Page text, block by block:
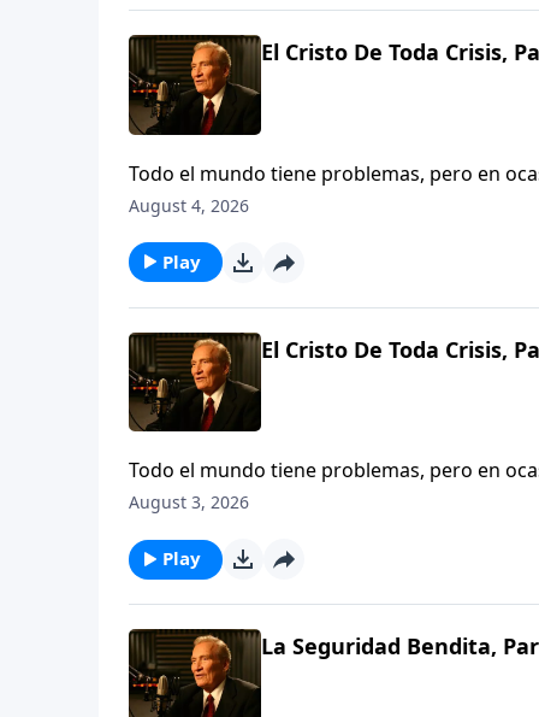
El Cristo De Toda Crisis,
Todo el mundo tiene problemas, pero en
tambaleándose, impotente, incluso
August 4, 2026
Play
El Cristo De Toda Crisis,
Todo el mundo tiene problemas, pero en
tambaleándose, impotente, incluso
August 3, 2026
Play
La Seguridad Bendita,